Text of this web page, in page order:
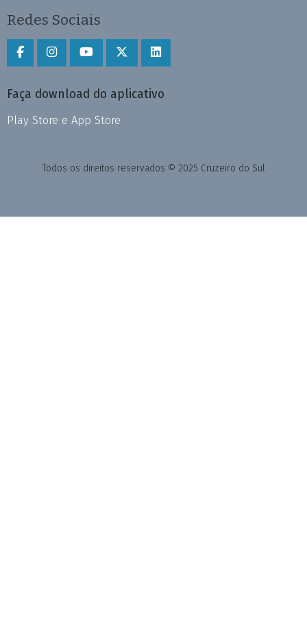
Redes Sociais
Faça download do aplicativo
Play Store e App Store
Todos os direitos reservados © 2025 Cruzeiro do Sul